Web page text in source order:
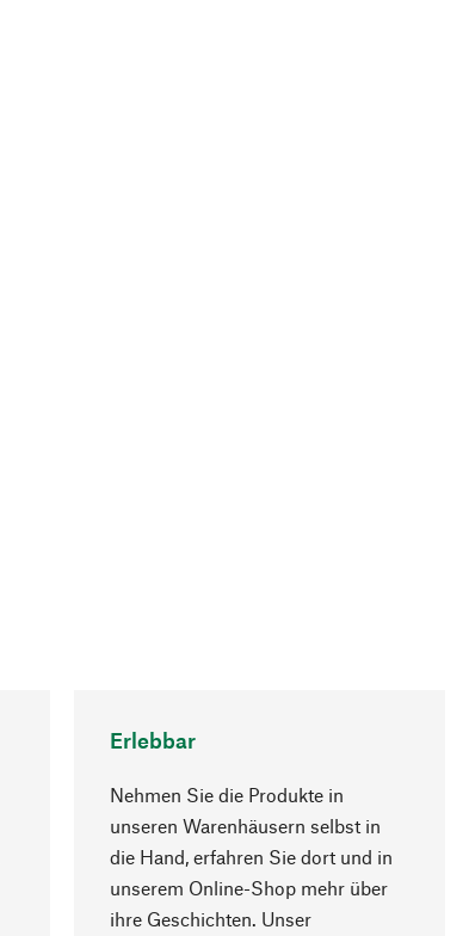
Erlebbar
Nehmen Sie die Produkte in
unseren Warenhäusern selbst in
die Hand, erfahren Sie dort und in
unserem Online-Shop mehr über
ihre Geschichten. Unser